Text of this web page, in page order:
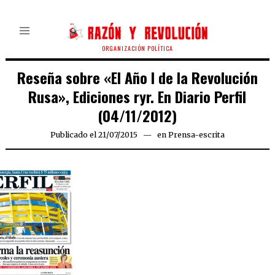
ORGANIZACIÓN POLÍTICA
Reseña sobre «El Año I de la Revolución
Rusa», Ediciones ryr. En Diario Perfil
(04/11/2012)
Publicado el 21/07/2015 en Prensa-escrita